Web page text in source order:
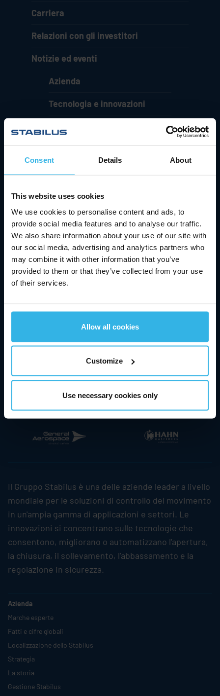
Consent Details About
This website uses cookies
We use cookies to personalise content and ads, to
provide social media features and to analyse our traffic.
We also share information about your use of our site with
our social media, advertising and analytics partners who
may combine it with other information that you’ve
provided to them or that they’ve collected from your use
of their services.
Allow all cookies
Customize
Use necessary cookies only
Carriera
Relazioni con gli investitori
Notizie ed eventi
Azienda
Tecnologia e innovazioni
Relazioni con gli investitori
Notizie ed eventi
16,58 €
0,73 %
I nostri marchi esperti
Il Gruppo Stabilus è una delle aziende leader a livello
mondiale per le soluzioni di controllo del movimento
in un'ampia gamma di applicazioni e settori. Le
innovazioni si concentrano sulle tecnologie che
consentono, migliorano o automatizzano l'apertura,
la chiusura, il sollevamento, l'abbassamento e la
regolazione in sicurezza.
Azienda
Marche esperte
Fatti e cifre globali
Localizzazione dello Stabilus
Strategia
La storia
Gestione Stabilus